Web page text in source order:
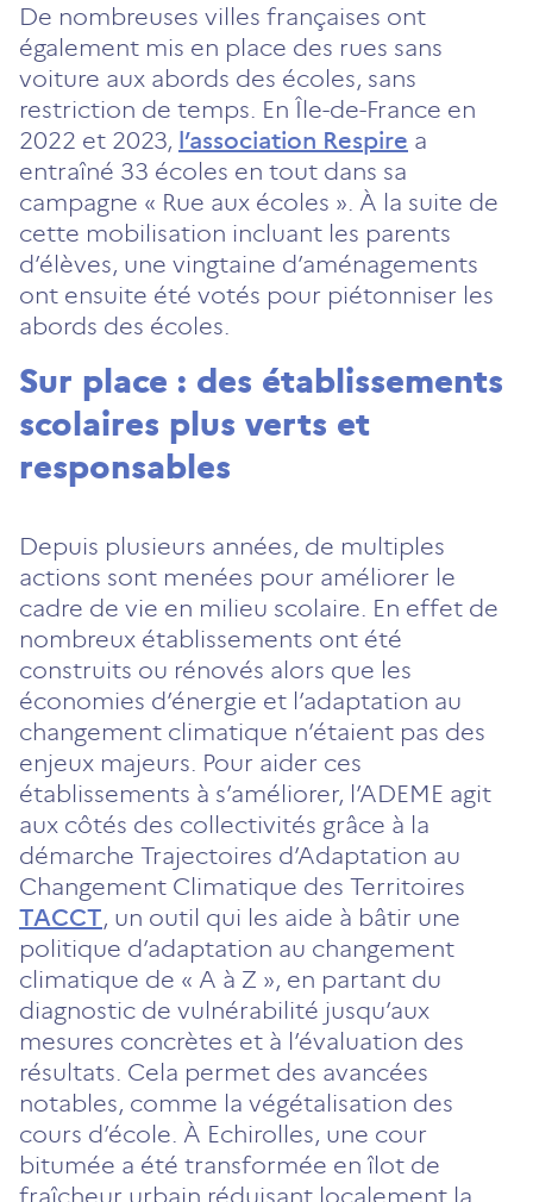
De nombreuses villes françaises ont
également mis en place des rues sans
voiture aux abords des écoles, sans
restriction de temps. En Île-de-France en
2022 et 2023, l’association Respire a
entraîné 33 écoles en tout dans sa
campagne « Rue aux écoles ». À la suite de
cette mobilisation incluant les parents
d’élèves, une vingtaine d’aménagements
ont ensuite été votés pour piétonniser les
abords des écoles.
Sur place : des établissements
scolaires plus verts et
responsables
Depuis plusieurs années, de multiples
actions sont menées pour améliorer le
cadre de vie en milieu scolaire. En effet de
nombreux établissements ont été
construits ou rénovés alors que les
économies d’énergie et l’adaptation au
changement climatique n’étaient pas des
enjeux majeurs. Pour aider ces
établissements à s’améliorer, l’ADEME agit
aux côtés des collectivités grâce à la
démarche Trajectoires d’Adaptation au
Changement Climatique des Territoires
TACCT, un outil qui les aide à bâtir une
politique d’adaptation au changement
climatique de « A à Z », en partant du
diagnostic de vulnérabilité jusqu’aux
mesures concrètes et à l’évaluation des
résultats. Cela permet des avancées
notables, comme la végétalisation des
cours d’école. À Echirolles, une cour
bitumée a été transformée en îlot de
fraîcheur urbain réduisant localement la